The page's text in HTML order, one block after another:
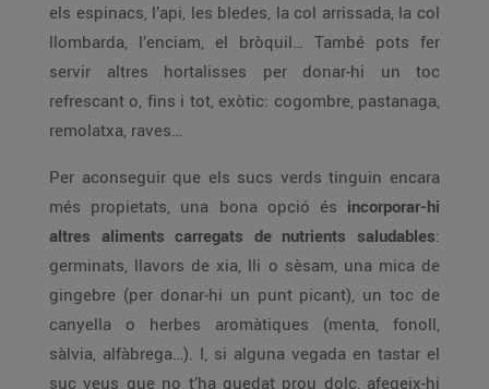
els espinacs, l’api, les bledes, la col arrissada, la col
llombarda, l’enciam, el bròquil… També pots fer
servir altres hortalisses per donar-hi un toc
refrescant o, fins i tot, exòtic: cogombre, pastanaga,
remolatxa, raves…
Per aconseguir que els sucs verds tinguin encara
més propietats, una bona opció és incorporar-hi
altres aliments carregats de nutrients saludables:
germinats, llavors de xia, lli o sèsam, una mica de
gingebre (per donar-hi un punt picant), un toc de
canyella o herbes aromàtiques (menta, fonoll,
sàlvia, alfàbrega…). I, si alguna vegada en tastar el
suc veus que no t’ha quedat prou dolç, afegeix-hi